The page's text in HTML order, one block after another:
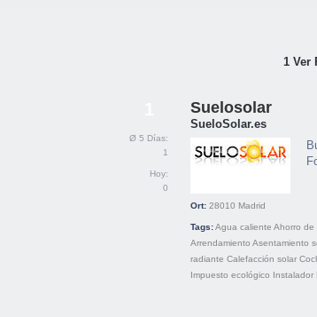
1 Ver
Ø 5 Días:
1
Hoy:
0
Suelosolar
SueloSolar.es
Ort: 28010 Madrid
Tags:Agua caliente Ahorro de
Arrendamiento Asentamiento
radiante Calefacción solar
Impuesto ecológico Instalador